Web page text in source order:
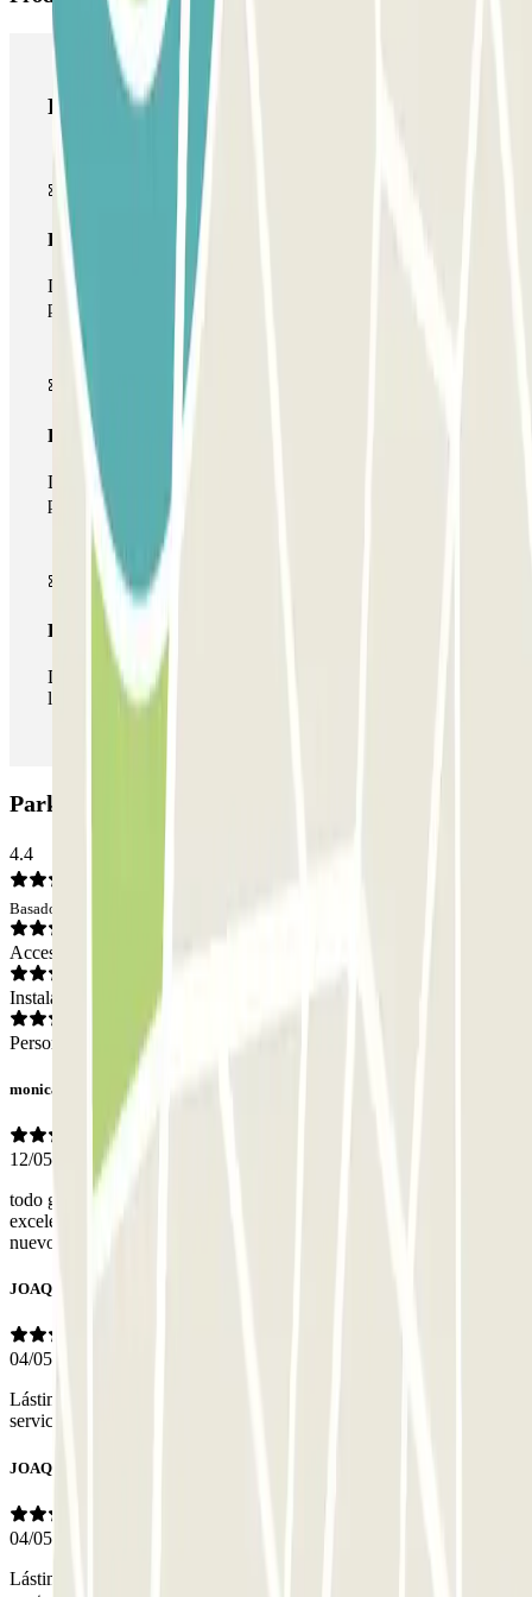
Productos de Parclick
Pase básico
Durante tu estancia podrás entrar y salir una única vez al
parking
Pase multiparking
Durante tu estancia podrás hacer uso de toda la red de
parkings de este operador disponibles en Parclick.
Pase ilimitado
Durante tu estancia podrás entrar y salir del parking todas
las veces que quieras.
Parking Park and Greet Sants Valet: Opiniones
4.4
Basado en 18 opiniones
Acceso
Instalaciones
Personal
monica
12/05/2026
todo genial!! en concreto el conductor que nos tocó, Pedro,
excelente en todo!! pendiente de nuestra llegada, pendiente de
nuevo a la vuelta y super puntual, un auténtico lujo!!
JOAQUIM
04/05/2026
Lástima que toda la estación de Sants está en obras..... por el
servicio bien.
JOAQUIM
04/05/2026
Lástima que está toda la estación de Sants en obras.....por el servicio